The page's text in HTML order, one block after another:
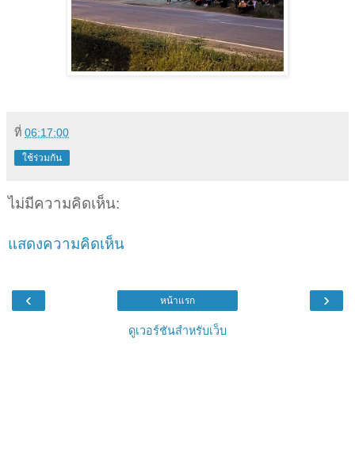
ที่ 06:17:00
ใช้ร่วมกัน
ไม่มีความคิดเห็น:
แสดงความคิดเห็น
‹ ›
หน้าแรก
ดูเวอร์ชันสำหรับเว็บ